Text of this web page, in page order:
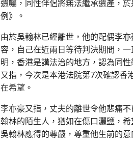
遺囑，同性伴侶將無法繼承遺產，
例》。
由於吳翰林已經離世，他的配偶李
容，自己在近兩日等待判決期間，
明，香港是講法治的地方，認為同
又指，今次是本港法院第7次確認香
在希望。
李亦豪又指，丈夫的離世令他悲痛
翰林的陌生人，猶如在傷口灑鹽，
吳翰林應得的尊嚴，尊重他生前的